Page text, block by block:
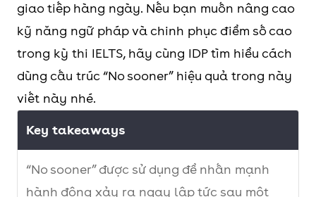
giao tiếp hàng ngày. Nếu bạn muốn nâng cao
kỹ năng ngữ pháp và chinh phục điểm số cao
trong kỳ thi IELTS, hãy cùng IDP tìm hiểu cách
dùng cấu trúc “No sooner” hiệu quả trong này
viết này nhé.
Key takeaways
“No sooner” được sử dụng để nhấn mạnh
hành động xảy ra ngay lập tức sau một